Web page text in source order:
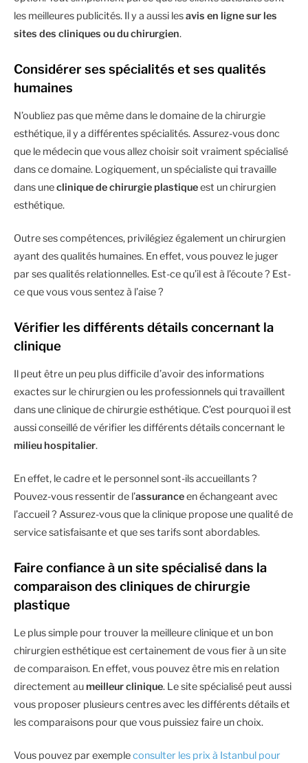
les meilleures publicités. Il y a aussi lesavis en ligne sur les
sites des cliniques ou du chirurgien.
Considérer ses spécialités et ses qualités
humaines
N’oubliez pas que même dans le domaine de la chirurgie
esthétique, il y a différentes spécialités. Assurez-vous donc
que le médecin que vous allez choisir soit vraiment spécialisé
dans ce domaine. Logiquement, un spécialiste qui travaille
dans uneclinique de chirurgie plastiqueest un chirurgien
esthétique.
Outre ses compétences, privilégiez également un chirurgien
ayant des qualités humaines. En effet, vous pouvez le juger
par ses qualités relationnelles. Est-ce qu’il est à l’écoute ? Est-
ce que vous vous sentez à l’aise ?
Vérifier les différents détails concernant la
clinique
Il peut être un peu plus difficile d’avoir des informations
exactes sur le chirurgien ou les professionnels qui travaillent
dans une clinique de chirurgie esthétique. C’est pourquoi il est
aussi conseillé de vérifier les différents détails concernant le
milieu hospitalier.
En effet, le cadre et le personnel sont-ils accueillants ?
Pouvez-vous ressentir de l’assuranceen échangeant avec
l’accueil ? Assurez-vous que la clinique propose une qualité de
service satisfaisante et que ses tarifs sont abordables.
Faire confiance à un site spécialisé dans la
comparaison des cliniques de chirurgie
plastique
Le plus simple pour trouver la meilleure clinique et un bon
chirurgien esthétique est certainement de vous fier à un site
de comparaison. En effet, vous pouvez être mis en relation
directement au meilleur clinique. Le site spécialisé peut aussi
vous proposer plusieurs centres avec les différents détails et
les comparaisons pour que vous puissiez faire un choix.
Vous pouvez par exempleconsulter les prix à Istanbul pour